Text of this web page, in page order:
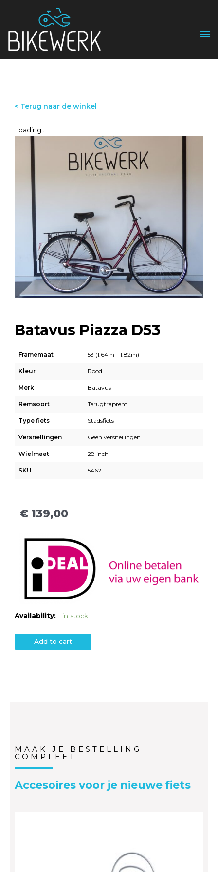
< Terug naar de winkel
Loading...
Batavus Piazza D53
Framemaat 53 (1.64m – 1.82m)
Kleur Rood
Merk Batavus
Remsoort Terugtraprem
Type fiets Stadsfiets
Versnellingen Geen versnellingen
Wielmaat 28 inch
SKU 5462
€ 139,00
Availability: 1 in stock
Add to cart
MAAK JE BESTELLING
COMPLEET
Accesoires voor je nieuwe fiets